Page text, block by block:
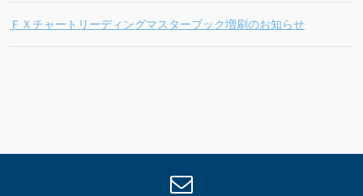
ＦＸチャートリーディングマスターブック増刷のお知らせ